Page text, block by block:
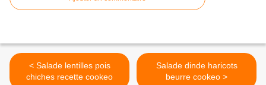
< Salade lentilles pois
chiches recette cookeo
Salade dinde haricots
beurre cookeo >